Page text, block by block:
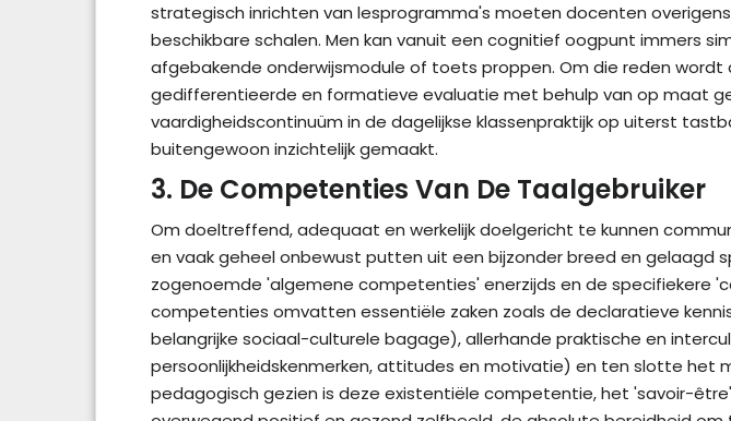
strategisch inrichten van lesprogramma's moeten docenten
beschikbare schalen. Men kan vanuit een cognitief oogpunt immers
afgebakende onderwijsmodule of toets proppen. Om die reden
gedifferentieerde en formatieve evaluatie met behulp van op maat
vaardigheidscontinuüm in de dagelijkse klassenpraktijk op uiterst
buitengewoon inzichtelijk gemaakt.
3. De Competenties Van De Taalgebruiker
Om doeltreffend, adequaat en werkelijk doelgericht te kunnen
en vaak geheel onbewust putten uit een bijzonder breed en gelaagd
zogenoemde 'algemene competenties' enerzijds en de specifiekere
competenties omvatten essentiële zaken zoals de declaratieve
belangrijke sociaal-culturele bagage), allerhande praktische en
persoonlijkheidskenmerken, attitudes en motivatie) en ten slotte
pedagogisch gezien is deze existentiële competentie, het 'savoir-